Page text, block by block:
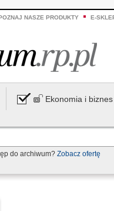
NASZE PRODUKTY E-
Ekonomia i biznes
do archiwum? Zobacz ofertę